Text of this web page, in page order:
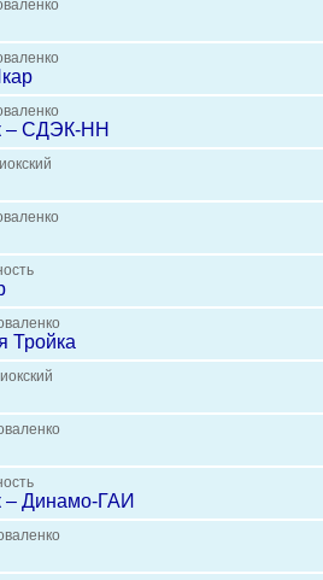
– СДЭК-НН
Тройка
– Динамо-ГАИ